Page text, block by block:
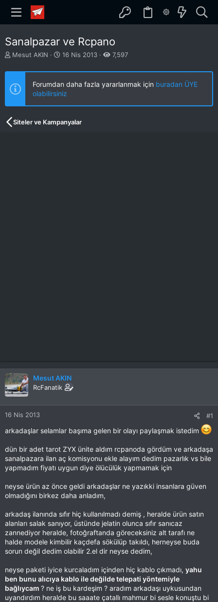
Sanalpazar ve Rcpano
K
n
u
u
b
a
Mesut AKIN
B
ş
a
n
g
ç
16 Nis 2013 7,597
Forumdan daha fazla yararlanmak için buradan ÜYE
olabilirsiniz
Siteler ve Kampanyalar
Mesut AKIN
RcFanatik
16 Nis 2013 #1
arkadaşlar selamlar başıma gelen bir olayı paylaşmak istedim
dün bir adet tarot ZYX ünite aldım rcpanoda gördüm ve arkadaşa
sanalpazara ilan aç komisyonu ekle alayım dedim pazarlık vs bile
yapmadım fiyatı uygun diye ölücülük yapmamak için
neyse ürün az önce geldi arkadaşlar ne yazıkki insanlara güven
olmadığını birkez daha anladım,
arkadaş ilanında sıfır hiç kullanılmadı demiş , heralde ürün satın
alanları salak sanıyor, üstünde jelatin olunca sıfır sanıcaz
zannediyor heralde, fotoğraftanda göreceksiniz alt tarafı ne
halde modele kimbilir kaçdefa sökülüp takıldı, herneyse buda
sorun değil dedim olabilir 2.el dir neyse dedim,
neyse paketi iyice kurcaladım içinden hiç kablo çıkmadı, yahu
ben bunu alıcıya kablo ile değilde telepati yöntemiyle
bağlıycam ? ne iş bu kardeşim ? aradım arkadaşı uykusundan
uyandırdım heralde bu saaate çatallı mahmur bi sesle konuştu bi